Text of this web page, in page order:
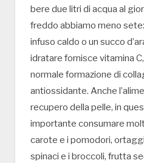
bere due litri di acqua al
freddo abbiamo meno
infuso caldo o un succo
idratare fornisce vitamina
normale formazione di
antiossidante. Anche
recupero della pelle, in
importante consumare
carote e i pomodori,
spinaci e i broccoli, frutta